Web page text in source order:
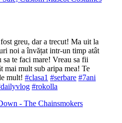
greu, dar a trecut! Ma uit la
noi a învățat intr-un timp atât
sa te faci mare! Vreau sa fii
mai mult sub aripa mea! Te
mult! #clasa1 #serbare #7ani
#rokolla
- The Chainsmokers